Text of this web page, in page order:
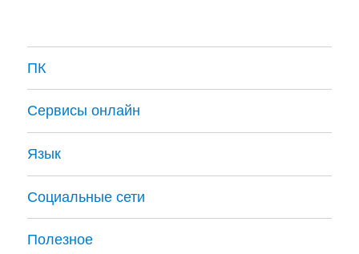
ПК
Сервисы онлайн
Язык
Социальные сети
Полезное